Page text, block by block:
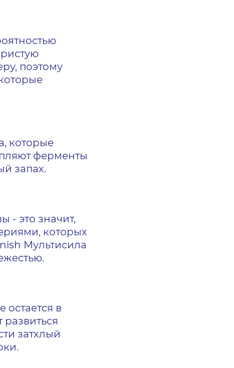
поэтому
которые
ферменты
запах.
- это значит,
которых
Мультисила
в
затхлый